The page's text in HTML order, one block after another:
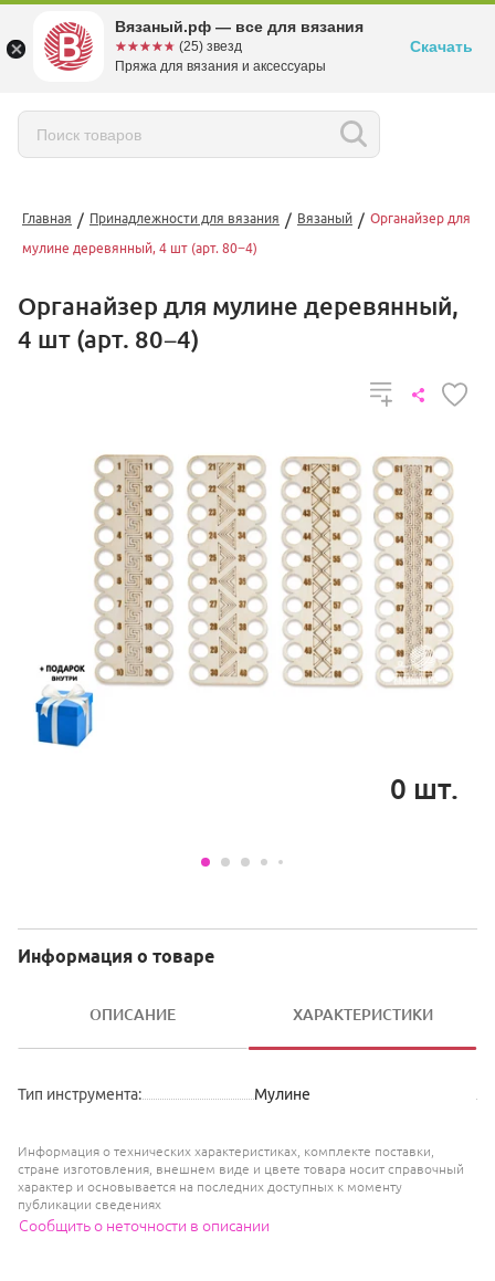
Главная / Принадлежности для вязания / Вязаный / Органайзер для
мулине деревянный, 4 шт (арт. 80−4)
Органайзер для мулине деревянный,
4 шт (арт. 80−4)
0 шт.
Информация о товаре
ОПИСАНИЕ ХАРАКТЕРИСТИКИ
Тип инструмента: Мулине
Информация о технических характеристиках, комплекте поставки,
стране изготовления, внешнем виде и цвете товара носит справочный
характер и основывается на последних доступных к моменту
публикации сведениях
Сообщить о неточности в описании
Вязаный.рф — все для вязания
☆☆☆☆☆
★★★★★ (25) звезд
Пряжа для вязания и аксессуары
Скачать